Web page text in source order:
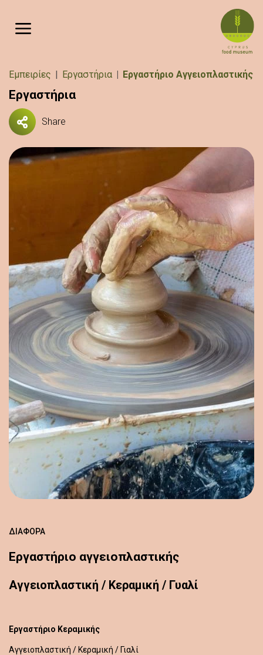
Breadcrumb
Εμπειρίες Εργαστήρια Εργαστήριο Αγγειοπλαστικής
Εργαστήρια
Share
ΔΙΆΦΟΡΑ
Εργαστήριο αγγειοπλαστικής
Aγγειοπλαστική / Κεραμική / Γυαλί
Εργαστήριο Κεραμικής
Aγγειοπλαστική / Κεραμική / Γιαλί